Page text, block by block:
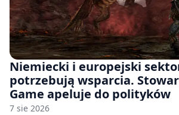
Niemiecki i europejski
potrzebują wsparcia.
Game apeluje do polityków
7 sie 2026